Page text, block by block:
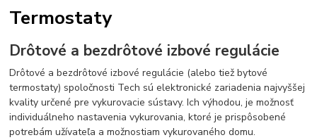
Termostaty
Drôtové a bezdrôtové izbové regulácie
Drôtové a bezdrôtové izbové regulácie (alebo tiež bytové
termostaty) spoločnosti Tech sú elektronické zariadenia najvyššej
kvality určené pre vykurovacie sústavy. Ich výhodou, je možnosť
individuálneho nastavenia vykurovania, ktoré je prispôsobené
potrebám užívateľa a možnostiam vykurovaného domu.